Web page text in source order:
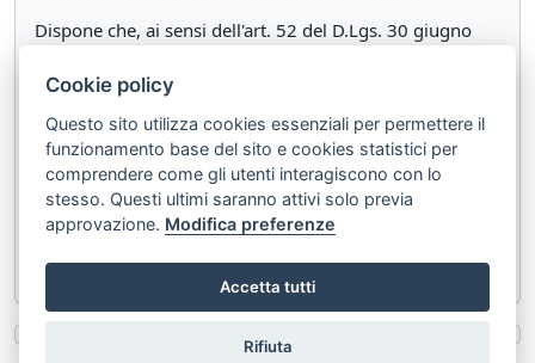
Dispone che, ai sensi dell'art. 52 del D.Lgs. 30 giugno
provvedimento siano omessi generalità ed altri dati
Così deciso in Roma, all'esito dell'adunanza camerale
della Sezione Terza Civile della Corte di Cassazione,
svoltasi il 28 maggio 2025.
Cookie policy
Questo sito utilizza cookies essenziali per permettere il
funzionamento base del sito e cookies statistici per
comprendere come gli utenti interagiscono con lo
stesso. Questi ultimi saranno attivi solo previa
approvazione. Modifica preferenze
Accetta tutti
Rifiuta